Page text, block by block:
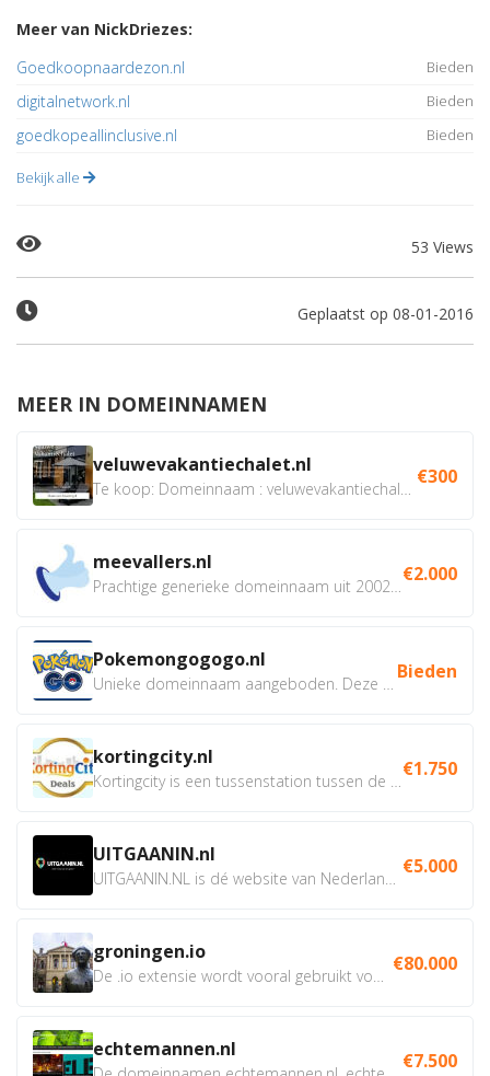
Meer van NickDriezes:
Goedkoopnaardezon.nl
Bieden
digitalnetwork.nl Bieden
goedkopeallinclusive.nl Bieden
Bekijk alle
53 Views
Geplaatst op 08-01-2016
MEER IN DOMEINNAMEN
veluwevakantiechalet.nl €300
meevallers.nl €2.000
Pokemongogogo.nl Bieden
kortingcity.nl €1.750
UITGAANIN.nl €5.000
groningen.io €80.000
echtemannen.nl €7.500